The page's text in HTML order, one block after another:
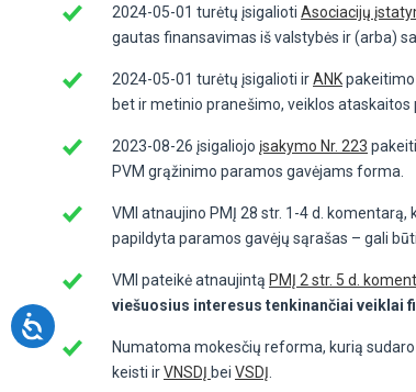
2024-05-01 turėtų įsigalioti Asociacijų
gautas finansavimas iš valstybės ir (arba)
2024-05-01 turėtų įsigalioti irANK
bet ir metinio pranešimo, veiklos ataskaitos
2023-08-26 įsigaliojo įsakymo Nr. 223
PVM grąžinimo paramos gavėjams forma.
VMI atnaujino PMĮ 28 str. 1-4 d.
papildyta paramos gavėjų sąrašas – gali
VMI pateikė atnaujintą PMĮ 2 str. 5 d.
viešuosius interesus tenkinančiai veiklai
Numatoma mokesčių reforma, kurią
keisti irVNSDĮ bei VSDĮ